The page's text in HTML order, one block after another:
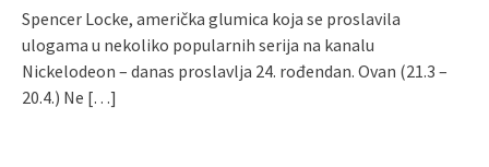
Spencer Locke, američka glumica koja se proslavila
ulogama u nekoliko popularnih serija na kanalu
Nickelodeon – danas proslavlja 24. rođendan. Ovan (21.3 –
20.4.) Ne […]